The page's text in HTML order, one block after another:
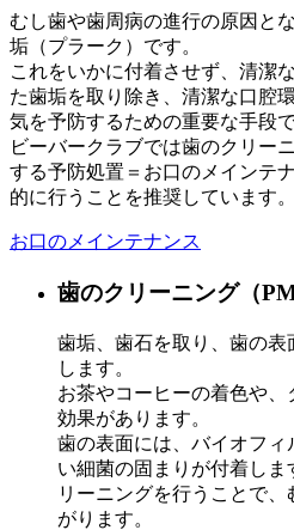
むし歯や歯周病の進行の原因と
垢（プラーク）です。
これをいかに付着させず、清潔
た歯垢を取り除き、清潔な口腔
気を予防するための重要な手段で
ビーバークラブでは歯のクリー
する予防処置＝お口のメインテ
的に行うことを推奨しています。
お口のメインテナンス
歯のクリーニング（
歯垢、歯石を取り、歯の
します。
お茶やコーヒーの着色や
効果があります。
歯の表面には、バイオフ
い細菌の固まりが付着し
リーニングを行うことで
がります。